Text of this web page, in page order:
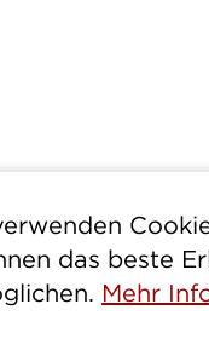
das beste
Mehr